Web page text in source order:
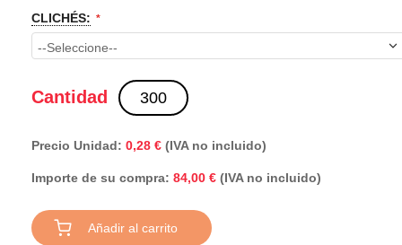
CLICHÉS:
Cantidad
Precio Unidad: 0,28 € (IVA no incluido)
Importe de su compra: 84,00 € (IVA no incluido)
Añadir al carrito